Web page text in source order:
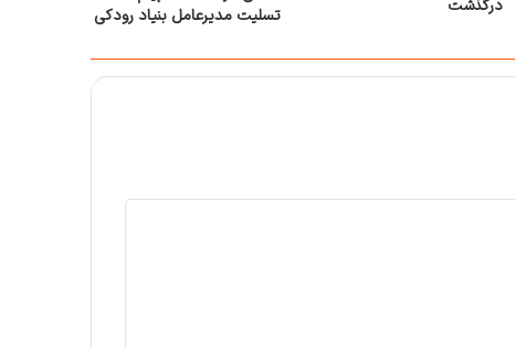
درگذشت
تسلیت مدیرعامل بنیاد رودکی